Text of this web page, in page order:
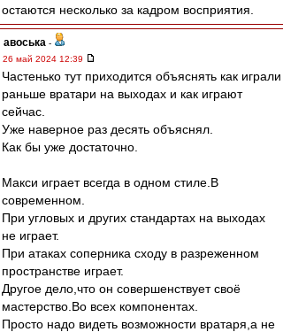
остаются несколько за кадром восприятия.
авоська -
26 май 2024 12:39
Частенько тут приходится объяснять как играли
раньше вратари на выходах и как играют
сейчас.
Уже наверное раз десять объяснял.
Как бы уже достаточно.
Макси играет всегда в одном стиле.В
современном.
При угловых и других стандартах на выходах
не играет.
При атаках соперника сходу в разреженном
пространстве играет.
Другое дело,что он совершенствует своё
мастерство.Во всех компонентах.
Просто надо видеть возможности вратаря,а не